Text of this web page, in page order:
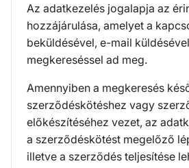
Az adatkezelés jogalapja az
hozzájárulása, amelyet a
beküldésével, e-mail
megkereséssel ad meg.
Amennyiben a megkeresés
szerződéskötéshez vagy
előkészítéséhez vezet, az
a szerződéskötést megelőző
illetve a szerződés teljesítése